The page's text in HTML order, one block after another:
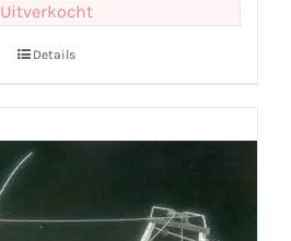
Uitverkocht
Details